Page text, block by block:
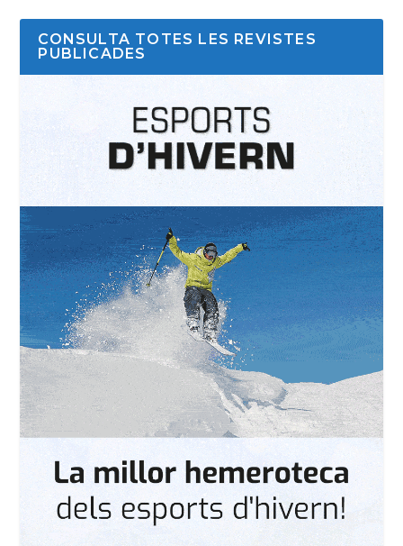
CONSULTA TOTES LES REVISTES
PUBLICADES